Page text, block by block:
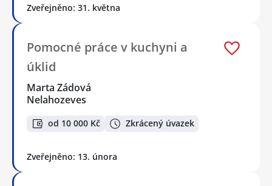
Zveřejněno: 31. května
Pomocné práce v kuchyni a
úklid
Marta Zádová
Nelahozeves
od 10 000 Kč Zkrácený úvazek
Zveřejněno: 13. února